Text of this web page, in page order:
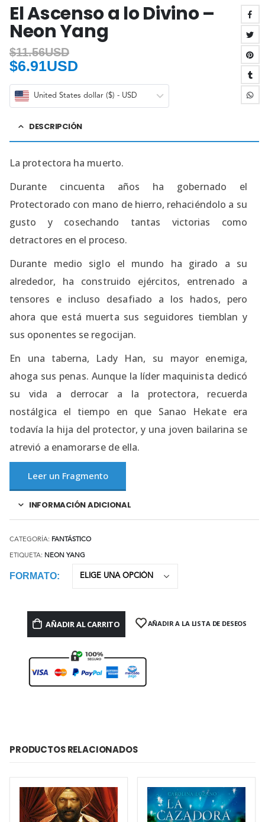
El Ascenso a lo Divino –
Neon Yang
$11.56USD
$6.91USD
United States dollar ($) - USD
DESCRIPCIÓN
La protectora ha muerto.
Durante cincuenta años ha gobernado el
Protectorado con mano de hierro, rehaciéndolo a su
gusto y cosechando tantas victorias como
detractores en el proceso.
Durante medio siglo el mundo ha girado a su
alrededor, ha construido ejércitos, entrenado a
tensores e incluso desafiado a los hados, pero
ahora que está muerta sus seguidores tiemblan y
sus oponentes se regocijan.
En una taberna, Lady Han, su mayor enemiga,
ahoga sus penas. Aunque la líder maquinista dedicó
su vida a derrocar a la protectora, recuerda
nostálgica el tiempo en que Sanao Hekate era
todavía la hija del protector, y una joven bailarina se
atrevió a enamorarse de ella.
Leer un Fragmento
INFORMACIÓN ADICIONAL
CATEGORÍA: FANTÁSTICO
ETIQUETA: NEON YANG
FORMATO
AÑADIR AL CARRITO AÑADIR A LA LISTA DE DESEOS
PRODUCTOS RELACIONADOS